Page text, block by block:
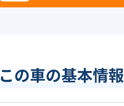
この車の基本情報